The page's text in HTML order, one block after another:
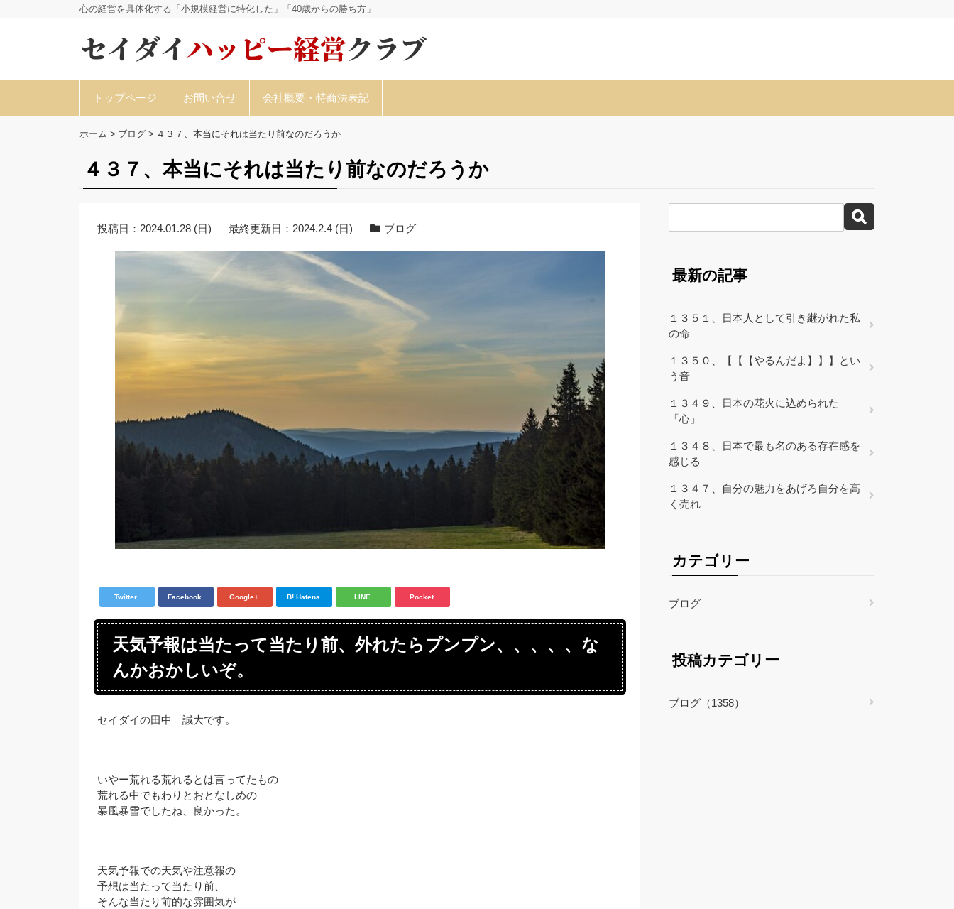
心の経営を具体化する「小規模経営に特化した」「40歳からの勝ち方」
トップページ お問い合せ 会社概要・特商法表記
ホーム > ブログ > ４３７、本当にそれは当たり前なのだろうか
４３７、本当にそれは当たり前なのだろうか
投稿日： 2024.01.28 (日) 最終更新日： 2024.2.4 (日) ブログ
Twitter Facebook Google+ B! Hatena LINE Pocket
天気予報は当たって当たり前、外れたらプンプン、、、、、な
んかおかしいぞ。
セイダイの田中 誠大です。
いやー荒れる荒れるとは言ってたもの
荒れる中でもわりとおとなしめの
暴風暴雪でしたね、良かった。
天気予報での天気や注意報の
予想は当たって当たり前、
そんな当たり前的な雰囲気が
最新の記事
１３５１、日本人として引き継がれた私
の命
１３５０、【【【やるんだよ】】】とい
う音
１３４９、日本の花火に込められた
「心」
１３４８、日本で最も名のある存在感を
感じる
１３４７、自分の魅力をあげろ自分を高
く売れ
カテゴリー
ブログ
投稿カテゴリー
ブログ（1358）